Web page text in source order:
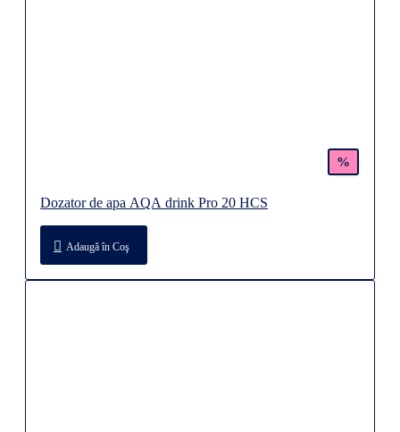
%
Dozator de apa AQA drink Pro 20 HCS
Adaugă în Coş